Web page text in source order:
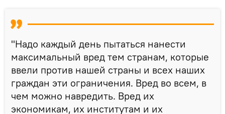
"Надо каждый день пытаться нанести
максимальный вред тем странам, которые
ввели против нашей страны и всех наших
граждан эти ограничения. Вред во всем, в
чем можно навредить. Вред их
экономикам, их институтам и их